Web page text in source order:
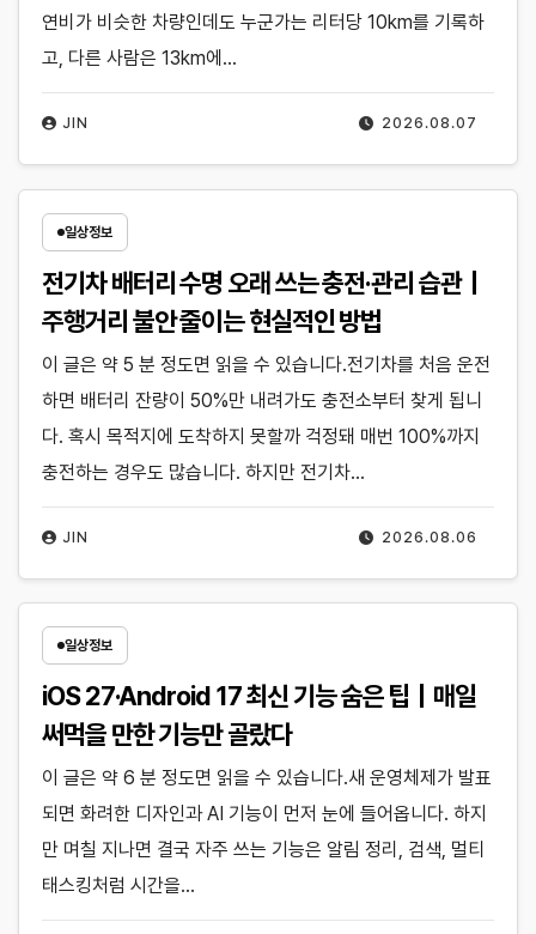
2026.08.07
JIN
연비가 비슷한 차량인데도 누군가는 리터당 10km를 기록하
고, 다른 사람은 13km에…
일상정보
전기차 배터리 수명 오래 쓰는 충전·관리 습관｜
주행거리 불안 줄이는 현실적인 방법
2026.08.06
JIN
이 글은 약 5 분 정도면 읽을 수 있습니다.전기차를 처음 운전
하면 배터리 잔량이 50%만 내려가도 충전소부터 찾게 됩니
다. 혹시 목적지에 도착하지 못할까 걱정돼 매번 100%까지
충전하는 경우도 많습니다. 하지만 전기차…
일상정보
iOS 27·Android 17 최신 기능 숨은 팁｜매일
써먹을 만한 기능만 골랐다
이 글은 약 6 분 정도면 읽을 수 있습니다.새 운영체제가 발표
되면 화려한 디자인과 AI 기능이 먼저 눈에 들어옵니다. 하지
만 며칠 지나면 결국 자주 쓰는 기능은 알림 정리, 검색, 멀티
태스킹처럼 시간을…